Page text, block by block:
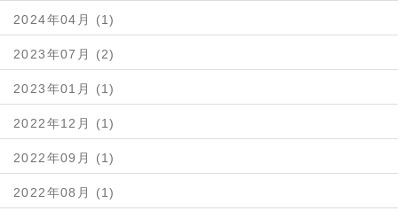
2024年04月 (1)
2023年07月 (2)
2023年01月 (1)
2022年12月 (1)
2022年09月 (1)
2022年08月 (1)